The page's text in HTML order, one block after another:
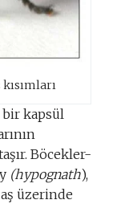
kısımları
kapsül
Böcekler-
(hypognath),
üzerinde